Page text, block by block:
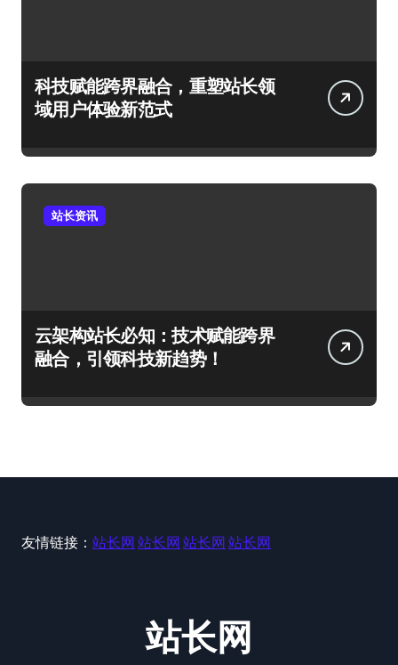
科技赋能跨界融合，重塑站长领
域用户体验新范式
站长资讯
云架构站长必知：技术赋能跨界
融合，引领科技新趋势！
友情链接： 站长网 站长网 站长网 站长网
站长网